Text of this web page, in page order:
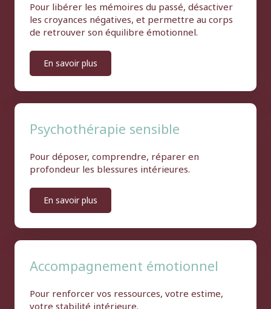
Pour libérer les mémoires du passé, désactiver
les croyances négatives, et permettre au corps
de retrouver son équilibre émotionnel.
En savoir plus
Psychothérapie sensible
Pour déposer, comprendre, réparer en
profondeur les blessures intérieures.
En savoir plus
Accompagnement émotionnel
Pour renforcer vos ressources, votre estime,
votre stabilité intérieure.